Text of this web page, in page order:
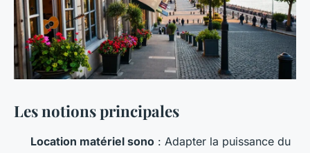
Les notions principales
Location matériel sono : Adapter la puissance du